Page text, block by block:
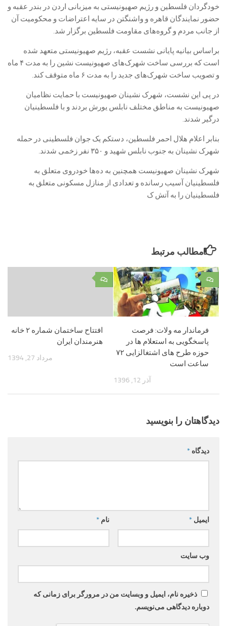
خودگردان فلسطین و رژیم صهیونیستی به میزبانی اردن در بندر عقبه و
حضور نمایندگان قاهره و واشنگتن در سایه اعتراضات و محکومیت آن
از جانب مردم و گروه‌های مقاومت فلسطین برگزار شد.
براساس بیانیه پایانی نشست عقبه، رژیم صهیونیستی متعهد شده
است که بررسی ساخت شهرک‌های صهیونیست نشین را به مدت ۴ ماه
و تصویب ساخت شهرک‌های جدید را به مدت ۶ ماه متوقف کند.
در پی این نشست، شهرک نشینان صهیونیست با حمایت نظامیان
صهیونیست به مناطق مختلف نابلس یورش بردند و با فلسطینیان
درگیر شدند.
بنابر اعلام هلال احمر فلسطین، دستکم یک جوان فلسطینی در حمله
شهرک نشینان به جنوب نابلس شهید و ۳۵۰ نفر زخمی شدند.
شهرک نشینان صهیونیست همچنین به ده‌ها خودروی متعلق به
فلسطینیان آسیب رسانده و تعدادی از منازل مسکونی متعلق به
فلسطینیان را به آتش ک
مطالب مرتبط
۰
افتتاح ساختمان شماره ۲ خانه
هنرمندان ایران
مرداد 27, 1394
۰
فرماندار مه ولات: فرصت
پاسخگویی به استعلام ها در
حوزه طرح های اشتغالزایی ۷۲
ساعت است
آذر 12, 1396
دیدگاهتان را بنویسید
دیدگاه *
نام * ایمیل *
وب‌ سایت
ذخیره نام، ایمیل و وبسایت من در مرورگر برای زمانی که
دوباره دیدگاهی می‌نویسم.